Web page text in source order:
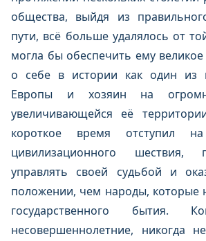
общества, выйдя из
пути, всё больше удалялось от
могла бы обеспечить ему
о себе в истории как один из
Европы и хозяин на
увеличивающейся её
короткое время отступил
цивилизационного шествия,
управлять своей судьбой и
положении, чем народы, которые
государственного бытия.
несовершеннолетние, никогда